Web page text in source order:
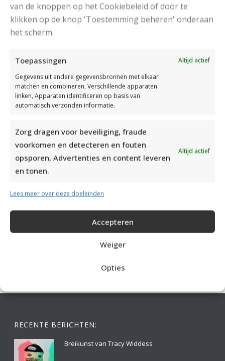
van de knoppen op het Cookiebeleid of door te
klikken op de knop 'Toestemming beheren' onderaan
het scherm.
Toepassingen
Altijd actief
Gegevens uit andere gegevensbronnen met elkaar
matchen en combineren, Verschillende apparaten
linken, Apparaten identificeren op basis van
automatisch verzonden informatie.
Zorg dragen voor beveiliging, fraude
voorkomen en detecteren en fouten
opsporen, Advertenties en content leveren
en tonen.
Altijd actief
Lees meer over deze doeleinden
Accepteren
Weiger
Opties
DAMESJAS BREIEN VAN HEERLIJK ZACHT GAREN
RECENTE BERICHTEN:
Breikunst van Tracy Widdess